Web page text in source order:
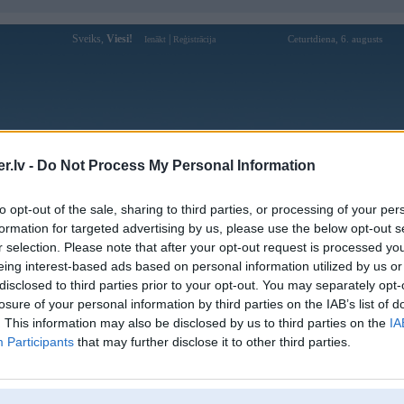
- Do Not Process My Personal Information
opt-out of the sale, sharing to third parties, or processing of your
for targeted advertising by us, please use the below opt-out
selection. Please note that after your opt-out request is processed
interest-based ads based on personal information utilized by us
to third parties prior to your opt-out. You may separately
of your personal information by third parties on the IAB’s list of
This information may also be disclosed by us to third parties on the
Participants that may further disclose it to other third parties.
Sveiks, Viesi! Ienākt Reģistrācija Ceturtdiena, 6. augusts
Forums Galerijas Reģistrācija Lietotāji
Lietotāja bet88nyc profils
Lietotājvārds:
bet88nyc
Nodarbošanās:
Manager
Ziņojumi forumā:
0
[Pēdējie ziņojumi forumā]